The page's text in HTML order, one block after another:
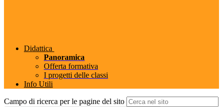
Didattica
Panoramica
Offerta formativa
I progetti delle classi
Info Utili
Campo di ricerca per le pagine del sito